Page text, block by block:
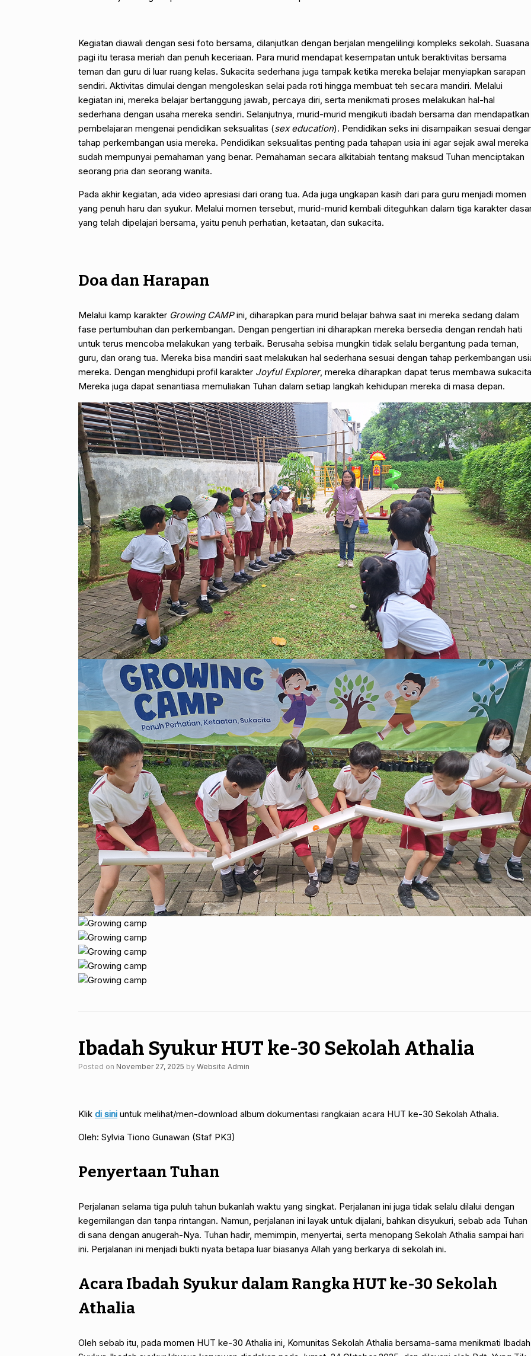
Kegiatan diawali dengan sesi foto bersama, dilanjutkan dengan berjalan mengelilingi kompleks sekolah. Suasana
pagi itu terasa meriah dan penuh keceriaan. Para murid mendapat kesempatan untuk beraktivitas bersama
teman dan guru di luar ruang kelas. Sukacita sederhana juga tampak ketika mereka belajar menyiapkan sarapan
sendiri. Aktivitas dimulai dengan mengoleskan selai pada roti hingga membuat teh secara mandiri. Melalui
kegiatan ini, mereka belajar bertanggung jawab, percaya diri, serta menikmati proses melakukan hal-hal
sederhana dengan usaha mereka sendiri. Selanjutnya, murid-murid mengikuti ibadah bersama dan mendapatkan
pembelajaran mengenai pendidikan seksualitas (sex education). Pendidikan seks ini disampaikan sesuai
tahap perkembangan usia mereka. Pendidikan seksualitas penting pada tahapan usia ini agar sejak awal mereka
sudah mempunyai pemahaman yang benar. Pemahaman secara alkitabiah tentang maksud Tuhan menciptakan
seorang pria dan seorang wanita.
Pada akhir kegiatan, ada video apresiasi dari orang tua. Ada juga ungkapan kasih dari para guru menjadi momen
yang penuh haru dan syukur. Melalui momen tersebut, murid-murid kembali diteguhkan dalam tiga karakter
yang telah dipelajari bersama, yaitu penuh perhatian, ketaatan, dan sukacita.
Doa dan Harapan
Melalui kamp karakter Growing CAMPini, diharapkan para murid belajar bahwa saat ini mereka sedang dalam
fase pertumbuhan dan perkembangan. Dengan pengertian ini diharapkan mereka bersedia dengan rendah hati
untuk terus mencoba melakukan yang terbaik. Berusaha sebisa mungkin tidak selalu bergantung pada teman,
guru, dan orang tua. Mereka bisa mandiri saat melakukan hal sederhana sesuai dengan tahap perkembangan
mereka. Dengan menghidupi profil karakter Joyful Explorer, mereka diharapkan dapat terus membawa
Mereka juga dapat senantiasa memuliakan Tuhan dalam setiap langkah kehidupan mereka di masa depan.
Ibadah Syukur HUT ke-30 Sekolah Athalia
Posted on November 27, 2025 by Website Admin
Klik di sini untuk melihat/men-download album dokumentasi rangkaian acara HUT ke-30 Sekolah Athalia.
Oleh: Sylvia Tiono Gunawan (Staf PK3)
Penyertaan Tuhan
Perjalanan selama tiga puluh tahun bukanlah waktu yang singkat. Perjalanan ini juga tidak selalu dilalui dengan
kegemilangan dan tanpa rintangan. Namun, perjalanan ini layak untuk dijalani, bahkan disyukuri, sebab ada Tuhan
di sana dengan anugerah-Nya. Tuhan hadir, memimpin, menyertai, serta menopang Sekolah Athalia sampai hari
ini. Perjalanan ini menjadi bukti nyata betapa luar biasanya Allah yang berkarya di sekolah ini.
Acara Ibadah Syukur dalam Rangka HUT ke-30 Sekolah
Athalia
Oleh sebab itu, pada momen HUT ke-30 Athalia ini, Komunitas Sekolah Athalia bersama-sama menikmati Ibadah